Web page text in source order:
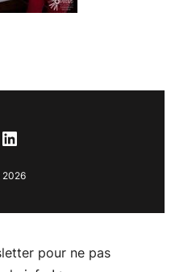
LinkedIn
2026
pour ne pas